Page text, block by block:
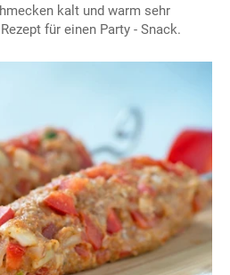
kalt und warm sehr
für einen Party - Snack.